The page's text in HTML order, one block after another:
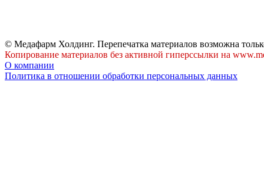
© Медафарм Холдинг. Перепечатка материалов возможна
Копирование материалов без активной гиперссылки на
О компании
Политика в отношении обработки персональных данных